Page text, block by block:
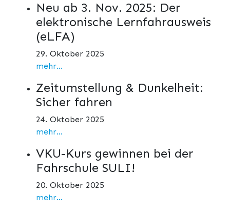
Neu ab 3. Nov. 2025: Der
elektronische Lernfahrausweis
(eLFA)
29. Oktober 2025
mehr...
Zeitumstellung & Dunkelheit:
Sicher fahren
24. Oktober 2025
mehr...
VKU-Kurs gewinnen bei der
Fahrschule SULI!
20. Oktober 2025
mehr...